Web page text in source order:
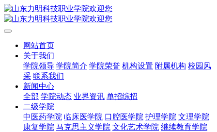
网站首页
关于我们
学院领导 学院简介 学院荣誉 机构设置 附属机构 校园风
采 联系我们
新闻中心
全部 学院动态 业界资讯 单招综招
二级学院
中医药学院 临床医学院 口腔医学院 护理学院 文理学院
康复学院 马克思主义学院 文化艺术学院 继续教育学院